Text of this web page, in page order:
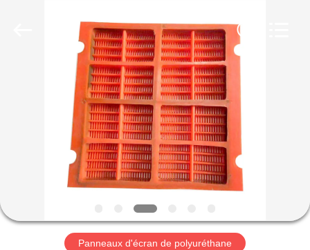
MAISON
PRODUITS
DE
NOUS
Panneaux d'écran de polyuréthane